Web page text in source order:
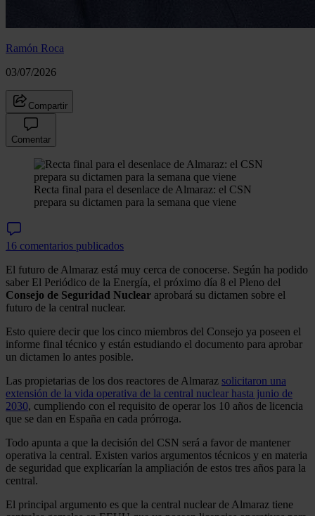
Ramón Roca
03/07/2026
Compartir
Comentar
Recta final para el desenlace de Almaraz: el CSN
prepara su dictamen para la semana que viene
16 comentarios publicados
El futuro de Almaraz está muy cerca de conocerse. Según ha podido
saber El Periódico de la Energía, el próximo día 8 el Pleno del
Consejo de Seguridad Nuclear aprobará su dictamen sobre el
futuro de la central nuclear.
Esto quiere decir que los cinco miembros del Consejo ya poseen el
informe final técnico y están estudiando el documento para aprobar
un dictamen lo antes posible.
Las propietarias de los dos reactores de Almaraz solicitaron una
extensión de la vida operativa de la central nuclear hasta junio de
2030, cumpliendo con el requisito de operar los 10 años de licencia
que se dan en España en cada prórroga.
Todo apunta a que la decisión del CSN será a favor de mantener
operativa la central. Existen varios argumentos técnicos y en materia
de seguridad que explicarían la ampliación de estos tres años para la
central.
El principal argumento es que la central nuclear de Almaraz tiene